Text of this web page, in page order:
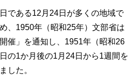
である12月24日が多くの地域で
、1950年（昭和25年）文部省は
催」を通知し、1951年（昭和26
の1か月後の1月24日から1週間を
した。